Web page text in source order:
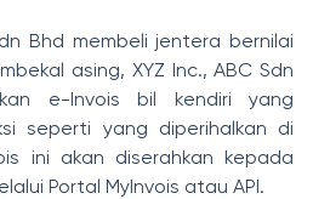
Bhd membeli jentera bernilai
asing, XYZ Inc., ABC Sdn
e-Invois bil kendiri yang
seperti yang diperihalkan di
ini akan diserahkan kepada
Portal MyInvois atau API.